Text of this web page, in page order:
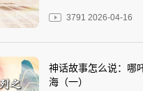
3791 2026-04-16
神话故事怎么说：哪
海（一）